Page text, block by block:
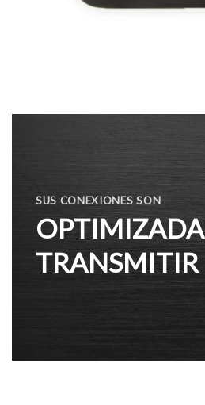
SUS CONEXIONES SON
TRANSMITIR